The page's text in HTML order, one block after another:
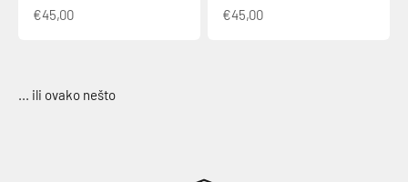
€45,00
€45,00